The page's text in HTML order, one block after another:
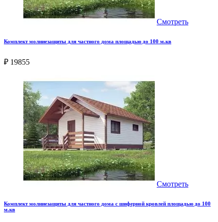
Смотреть
Комплект молниезащиты для частного дома площадью до 100 м.кв
₽ 19855
Смотреть
Комплект молниезащиты для частного дома с шиферной кровлей площадью до 100
м.кв